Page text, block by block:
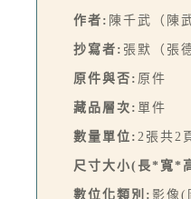
作者: 陳千武（陳
抄寫者: 張默（張
原件與否: 原件
藏品層次: 單件
數量單位: 2張共2
尺寸大小(長*寬*
數位化類別: 影像(